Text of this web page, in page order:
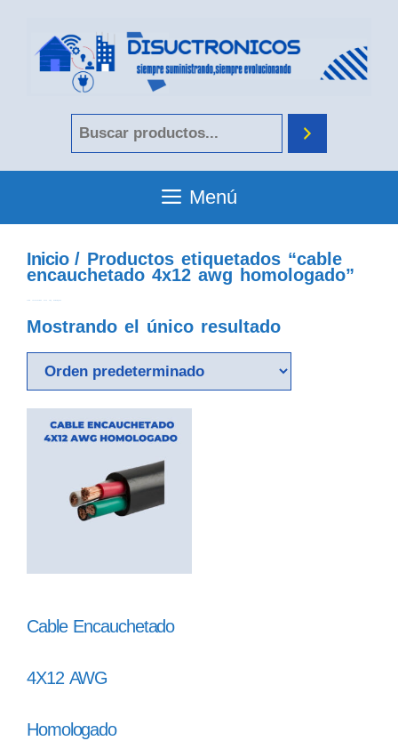
Menú
Inicio/ Productos etiquetados “cable
encauchetado 4x12 awg homologado”
Mostrando el único resultado
Cable Encauchetado
4X12 AWG
Homologado